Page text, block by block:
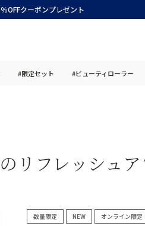
OFFクーポンプレゼント
#限定セット #ビューティローラー
リフレッシュ
数量限定 NEW オンライン限定